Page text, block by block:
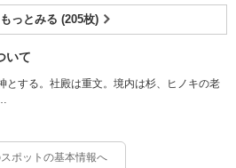
っとみる (205枚)
いて
とする。社殿は重文。境内は杉、ヒノキの老
、朱印所の開所時間
間
ポットの基本情報へ